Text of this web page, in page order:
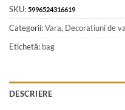
SKU: 5996524316619
Categorii:Vara, Decoratiuni de
Etichetă: bag
DESCRIERE